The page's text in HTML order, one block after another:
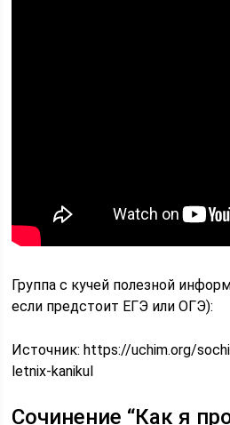
Группа с кучей полезной
если предстоит ЕГЭ или ОГЭ):
Источник:https://uchim.org/
letnix-kanikul
Сочинение “Как я